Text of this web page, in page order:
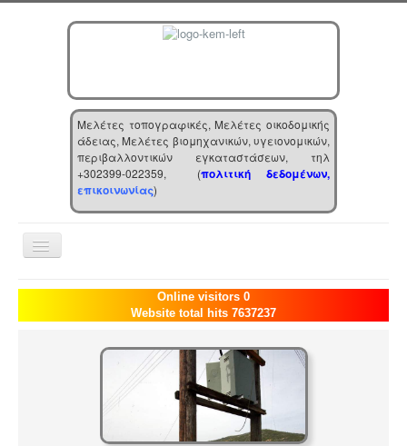
Μελέτες τοπογραφικές, Μελέτες οικοδομικής
άδειας, Μελέτες βιομηχανικών, υγειονομικών,
περιβαλλοντικών εγκαταστάσεων, τηλ
+302399-022359, (πολιτική δεδομένων,
επικοινωνίας)
Toggle
Navigation
Αρχική
Επιχείρηση
Online visitors 0
Website total hits 7637237